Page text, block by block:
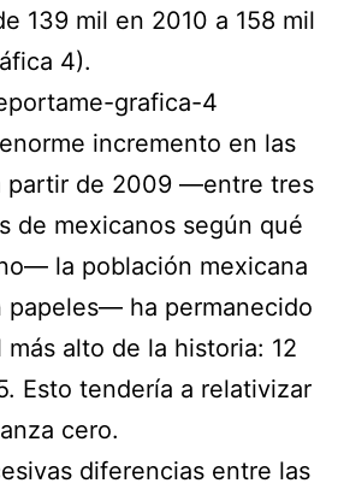
139 mil en 2010 a 158 mil
4).
incremento en las
partir de 2009 —entre tres
de mexicanos según qué
la población mexicana
ha permanecido
alto de la historia: 12
Esto tendería a relativizar
cero.
diferencias entre las